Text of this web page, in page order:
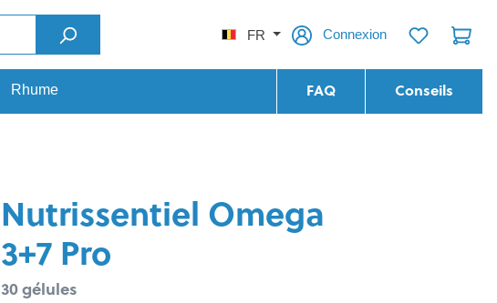
FR Connexion
Rhume FAQ Conseils
Nutrissentiel Omega
3+7 Pro
30 gélules